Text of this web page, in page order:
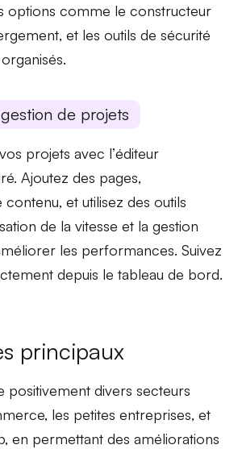
options comme leconstructeur
, et lesoutils de sécurité
de projets
projets avec l’éditeur
Ajoutez des pages,
et utilisez des outils
de la vitesse et lagestion
les performances. Suivez
depuis le tableau de bord.
principaux
positivement divers secteurs
les petites entreprises, et
en permettant des améliorations